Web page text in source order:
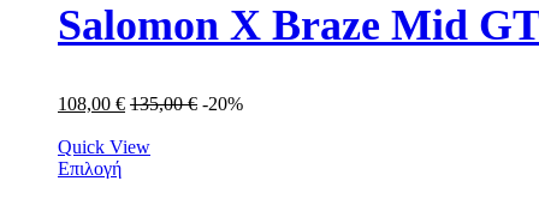
Salomon X Braze Mid
108,00 € 135,00€ -20%
Quick View
Επιλογή